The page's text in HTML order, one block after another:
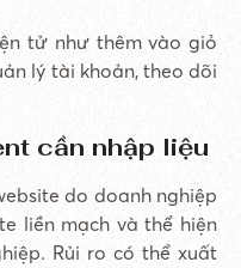
tử như thêm vào giỏ
lý tài khoản, theo dõi
cần nhập liệu
do doanh nghiệp
liền mạch và thể hiện
Rủi ro có thể xuất